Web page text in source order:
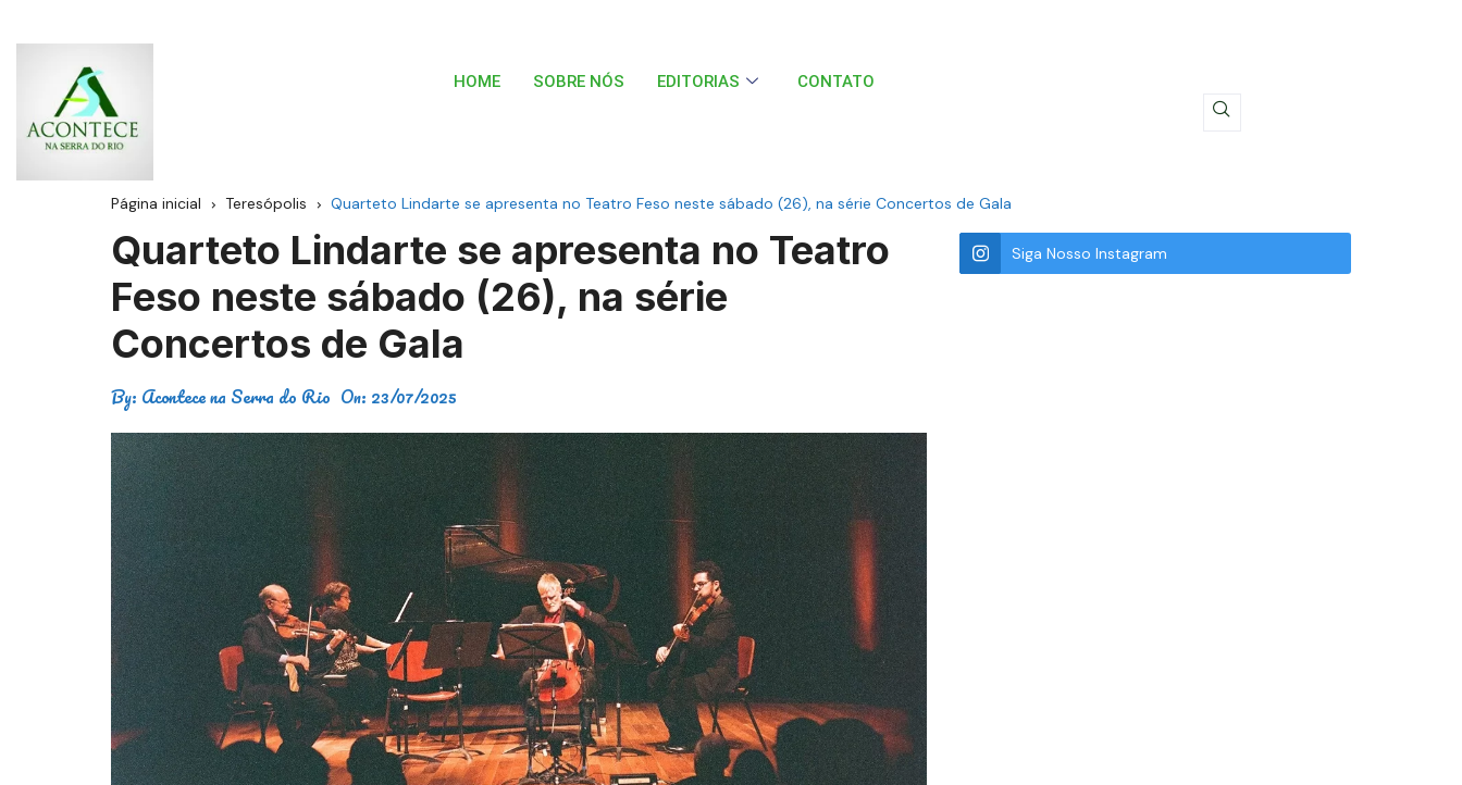
HOME SOBRE NÓS EDITORIAS CONTATO
Página inicial Teresópolis Quarteto Lindarte se apresenta no Teatro Feso neste sábado (26), na série Concertos de Gala
Quarteto Lindarte se apresenta no Teatro
Feso neste sábado (26), na série
Concertos de Gala
By: Acontece na Serra do Rio On: 23/07/2025
Siga Nosso Instagram